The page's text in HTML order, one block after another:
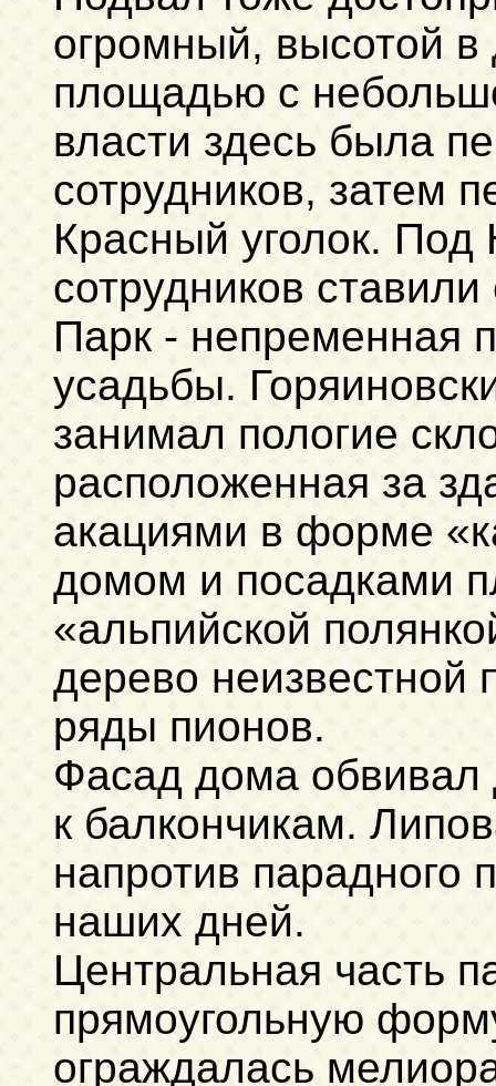
огромный, высотой в
площадью с
власти здесь была
сотрудников, затем
Красный уголок.
сотрудников ставили
Парк - непременная
усадьбы.
занимал пологие
расположенная за
акациями в форме
домом и посадками
«альпийской
дерево неизвестной
ряды пионов.
Фасад дома обвивал
к балкончикам.
напротив парадного
наших дней.
Центральная часть
прямоугольную
ограждалась